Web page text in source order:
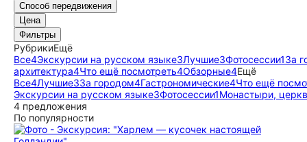
Способ передвижения
Цена
Фильтры
РубрикиЕщё
Все4Экскурсии на русском языке3Лучшие3Фотосессии1За
архитектура4Что ещё посмотреть4Обзорные4Ещё
Все4Лучшие3За городом4Гастрономические4Что ещё
Экскурсии на русском языке3Фотосессии1Монастыри,
4 предложения
По популярности